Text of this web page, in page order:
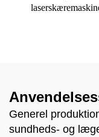
Generel
sundheds- og